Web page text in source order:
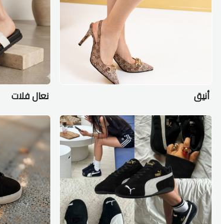
أنيق نعال فلات